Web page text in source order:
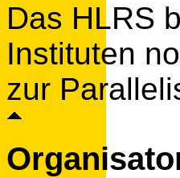
Das HLRS
Instituten
zur